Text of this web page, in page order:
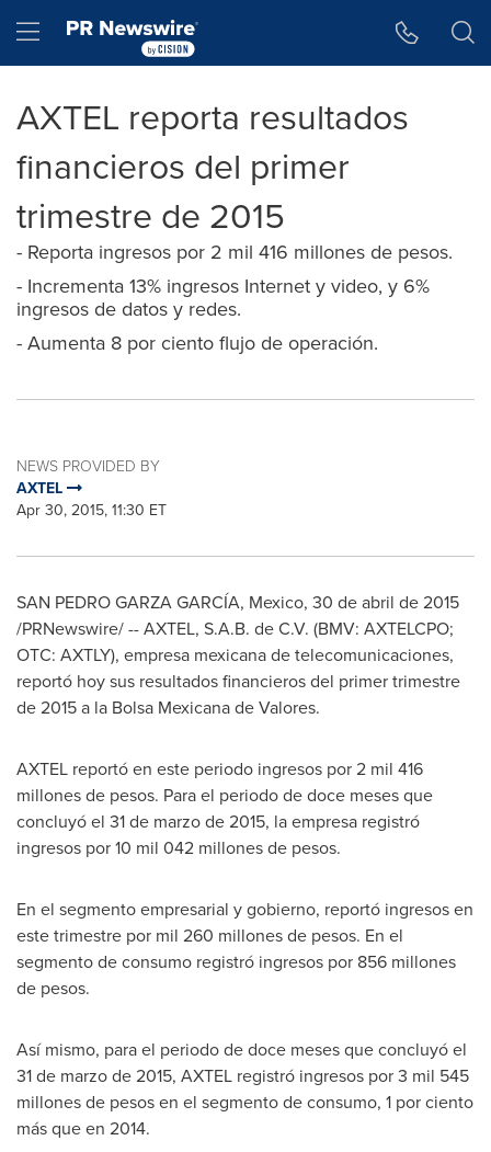
Hamburger menu
AXTEL reporta resultados
financieros del primer
trimestre de 2015
- Reporta ingresos por 2 mil 416 millones de pesos.
- Incrementa 13% ingresos Internet y video, y 6%
ingresos de datos y redes.
- Aumenta 8 por ciento flujo de operación.
NEWS PROVIDED BY
AXTEL
Apr 30, 2015, 11:30 ET
SAN PEDROGARZA GARCÍA, Mexico, 30 de abril de 2015
/PRNewswire/ -- AXTEL, S.A.B. de C.V. (BMV: AXTELCPO;
OTC: AXTLY), empresa mexicana de telecomunicaciones,
reportó hoy sus resultados financieros del primer trimestre
de 2015 a la Bolsa Mexicana de Valores.
AXTEL reportó en este periodo ingresos por 2 mil 416
millones de pesos. Para el periodo de doce meses que
concluyó el 31 de marzo de 2015, la empresa registró
ingresos por 10 mil 042 millones de pesos.
En el segmento empresarial y gobierno, reportó ingresos en
este trimestre por mil 260 millones de pesos. En el
segmento de consumo registró ingresos por 856 millones
de pesos.
Así mismo, para el periodo de doce meses que concluyó el
31 de marzo de 2015, AXTEL registró ingresos por 3 mil 545
millones de pesos en el segmento de consumo, 1 por ciento
más que en 2014.